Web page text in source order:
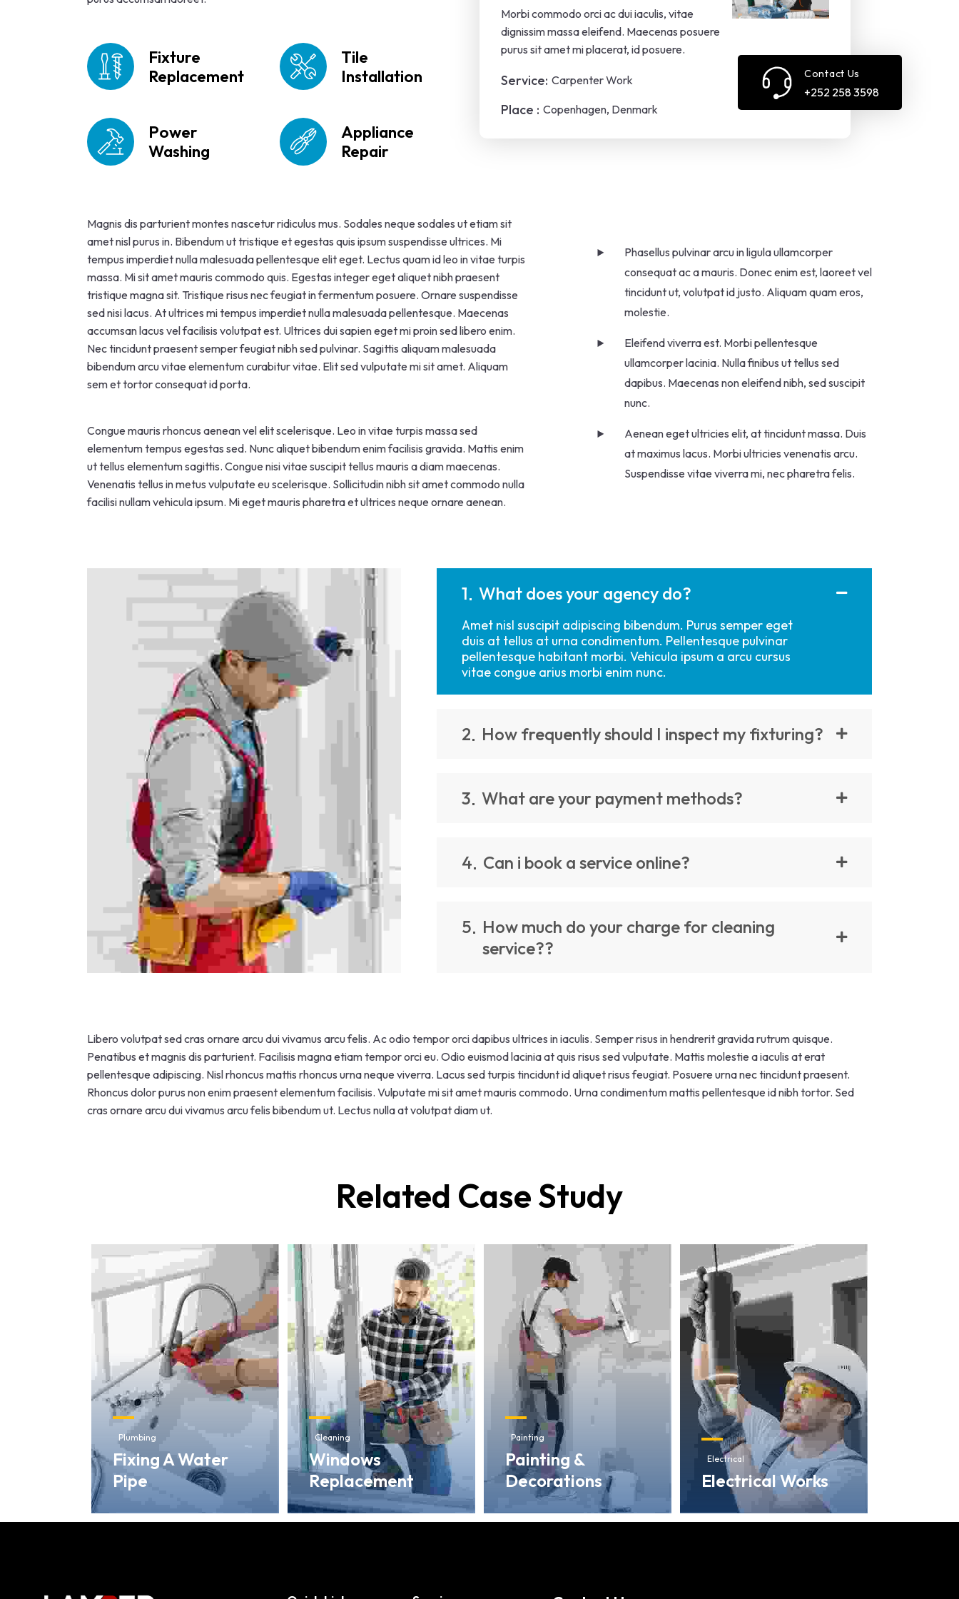
Fixture
Replacement
Tile
Installation
Power
Washing
Appliance
Repair
Morbi commodo orci ac dui iaculis, vitae
dignissim massa eleifend. Maecenas posuere
purus sit amet mi placerat, id posuere.
Service: Carpenter Work
Place : Copenhagen, Denmark
Contact Us
+252 258 3598
Magnis dis parturient montes nascetur ridiculus mus. Sodales neque sodales ut etiam sit
amet nisl purus in. Bibendum ut tristique et egestas quis ipsum suspendisse ultrices. Mi
tempus imperdiet nulla malesuada pellentesque elit eget. Lectus quam id leo in vitae turpis
massa. Mi sit amet mauris commodo quis. Egestas integer eget aliquet nibh praesent
tristique magna sit. Tristique risus nec feugiat in fermentum posuere. Ornare suspendisse
sed nisi lacus. At ultrices mi tempus imperdiet nulla malesuada pellentesque. Maecenas
accumsan lacus vel facilisis volutpat est. Ultrices dui sapien eget mi proin sed libero enim.
Nec tincidunt praesent semper feugiat nibh sed pulvinar. Sagittis aliquam malesuada
bibendum arcu vitae elementum curabitur vitae. Elit sed vulputate mi sit amet. Aliquam
sem et tortor consequat id porta.
Congue mauris rhoncus aenean vel elit scelerisque. Leo in vitae turpis massa sed
elementum tempus egestas sed. Nunc aliquet bibendum enim facilisis gravida. Mattis enim
ut tellus elementum sagittis. Congue nisi vitae suscipit tellus mauris a diam maecenas.
Venenatis tellus in metus vulputate eu scelerisque. Sollicitudin nibh sit amet commodo nulla
facilisi nullam vehicula ipsum. Mi eget mauris pharetra et ultrices neque ornare aenean.
Phasellus pulvinar arcu in ligula ullamcorper
consequat ac a mauris. Donec enim est, laoreet vel
tincidunt ut, volutpat id justo. Aliquam quam eros,
molestie.
Eleifend viverra est. Morbi pellentesque
ullamcorper lacinia. Nulla finibus ut tellus sed
dapibus. Maecenas non eleifend nibh, sed suscipit
nunc.
Aenean eget ultricies elit, at tincidunt massa. Duis
at maximus lacus. Morbi ultricies venenatis arcu.
Suspendisse vitae viverra mi, nec pharetra felis.
1 What does your agency do?
Amet nisl suscipit adipiscing bibendum. Purus semper eget
duis at tellus at urna condimentum. Pellentesque pulvinar
pellentesque habitant morbi. Vehicula ipsum a arcu cursus
vitae congue arius morbi enim nunc.
2 How frequently should I inspect my fixturing?
3 What are your payment methods?
4 Can i book a service online?
5 How much do your charge for cleaning
service??
Libero volutpat sed cras ornare arcu dui vivamus arcu felis. Ac odio tempor orci dapibus ultrices in iaculis. Semper risus in hendrerit gravida rutrum quisque.
Penatibus et magnis dis parturient. Facilisis magna etiam tempor orci eu. Odio euismod lacinia at quis risus sed vulputate. Mattis molestie a iaculis at erat
pellentesque adipiscing. Nisl rhoncus mattis rhoncus urna neque viverra. Lacus sed turpis tincidunt id aliquet risus feugiat. Posuere urna nec tincidunt praesent.
Rhoncus dolor purus non enim praesent elementum facilisis. Vulputate mi sit amet mauris commodo. Urna condimentum mattis pellentesque id nibh tortor. Sed
cras ornare arcu dui vivamus arcu felis bibendum ut. Lectus nulla at volutpat diam ut.
Related Case Study
Plumbing
Fixing A Water
Pipe
Cleaning
Windows
Replacement
Painting
Painting &
Decorations
Electrical
Electrical Works